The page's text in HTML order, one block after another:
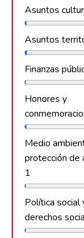
Asuntos
Asuntos
Finanzas
Honores y
Medio
protección de
1
Política social
derechos